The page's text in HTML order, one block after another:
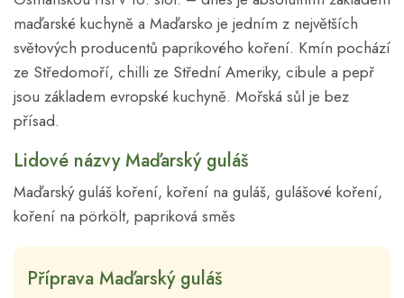
maďarské kuchyně a Maďarsko je jedním z největších
světových producentů paprikového koření. Kmín pochází
ze Středomoří, chilli ze Střední Ameriky, cibule a pepř
jsou základem evropské kuchyně. Mořská sůl je bez
přísad.
Lidové názvy Maďarský guláš
Maďarský guláš koření, koření na guláš, gulášové koření,
koření na pörkölt, papriková směs
Příprava Maďarský guláš